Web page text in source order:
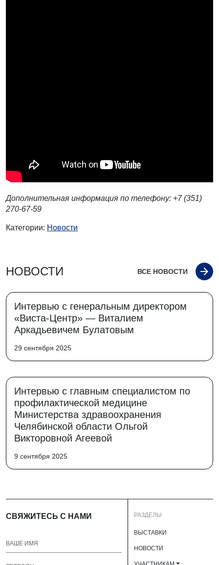
Дополнительная информация по телефону: +7 (351)
270-67-59
Категории: Новости
НОВОСТИ ВСЕ НОВОСТИ
Интервью с генеральным директором
«Виста-Центр» — Виталием
Аркадьевичем Булатовым
29 сентября 2025
Интервью с главным специалистом по
профилактической медицине
Министерства здравоохранения
Челябинской области Ольгой
Викторовной Агеевой
9 сентября 2025
СВЯЖИТЕСЬ С НАМИ РАЗДЕЛЫ
ВЫСТАВКИ
НОВОСТИ